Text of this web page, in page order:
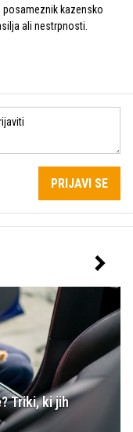
posameznik kazensko
ali nestrpnosti.
PRIJAVI SE
Triki, ki jih